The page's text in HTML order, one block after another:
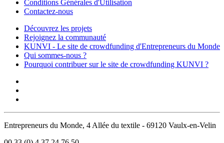
Conditions Générales d'Utilisation
Contactez-nous
Découvrez les projets
Rejoignez la communauté
KUNVI - Le site de crowdfunding d'Entrepreneurs du Monde
Qui sommes-nous ?
Pourquoi contribuer sur le site de crowdfunding KUNVI ?
Entrepreneurs du Monde, 4 Allée du textile - 69120 Vaulx-en-Velin